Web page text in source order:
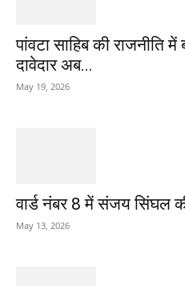
पांवटा साहिब की राजनीति
दावेदार अब...
May 19, 2026
वार्ड नंबर 8 में संजय सिंघल
May 13, 2026